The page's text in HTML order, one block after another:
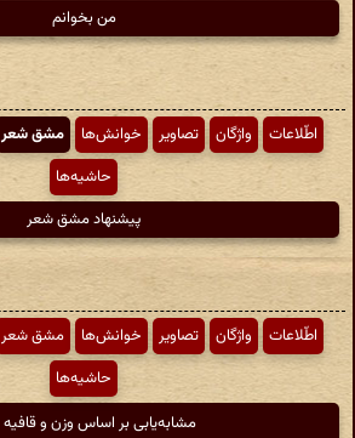
من بخوانم
اطّلاعات واژگان تصاویر خوانش‌ها مشق شعر
حاشیه‌ها
پیشنهاد مشق شعر
اطّلاعات واژگان تصاویر خوانش‌ها مشق شعر
حاشیه‌ها
مشابه‌یابی بر اساس وزن و قافیه